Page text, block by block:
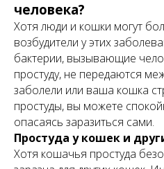
человека?
Хотя люди и кошки могут
возбудители у этих
бактерии, вызывающие
простуду, не передаются
заболели или ваша кошка
простуды, вы можете
опасаясь заразиться сами.
Простуда у кошек и
Хотя кошачья простуда